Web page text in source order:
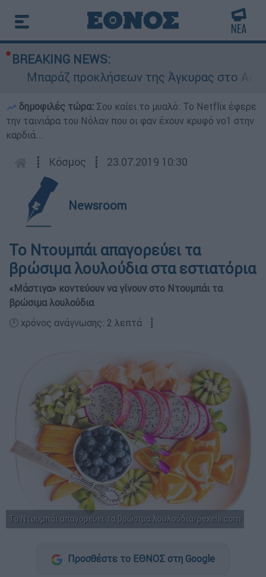
BREAKING NEWS:
Μπαράζ προκλήσεων της Άγκυρας στο Αιγαίο:
δημοφιλές τώρα: Σου καίει το μυαλό: Το Netflix έφερε
την ταινιάρα του Νόλαν που οι φαν έχουν κρυφό νο1 στην
καρδιά...
┋ Κόσμος ┋ 23.07.2019 10:30
Newsroom
Το Ντουμπάι απαγορεύει τα
βρώσιμα λουλούδια στα εστιατόρια
«Μάστιγα» κοντεύουν να γίνουν στο Ντουμπάι τα
βρώσιμα λουλούδια
🕛 χρόνος ανάγνωσης: 2 λεπτά ┋
Το Ντουμπάι απαγορεύει τα βρώσιμα λουλούδια/pexels.com
Προσθέστε το ΕΘΝΟΣ στη Google